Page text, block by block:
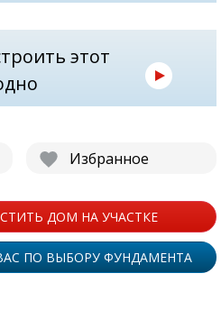
этот
Избранное
ДОМ НА УЧАСТКЕ
ПО ВЫБОРУ ФУНДАМЕНТА